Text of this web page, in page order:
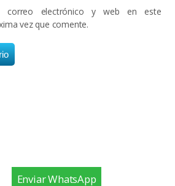
correo electrónico y web en este
vez que comente.
Enviar WhatsApp